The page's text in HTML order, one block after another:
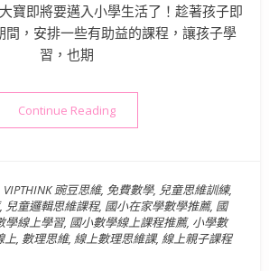
寶即將要邁入小學生活了！趁著孩子即
間，安排一些有助益的課程，讓孩子學
習，也期
Continue Reading“VIPTHINK | 專為3至10歲孩
VIPTHINK 豌豆思維, 免費數學, 兒童思維訓練,
, 兒童邏輯思維課程, 國小在家學數學推薦, 國
學線上學習, 國小數學線上課程推薦, 小學數
上, 數理思維, 線上數理思維課, 線上親子課程